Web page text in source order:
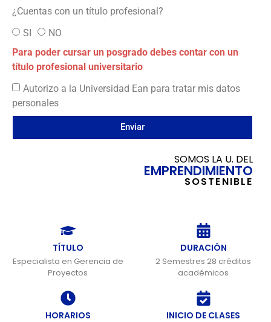
¿Cuentas con un título profesional?
SI
NO
Para poder cursar un posgrado debes contar con un
título profesional universitario
Autorizo a la Universidad Ean para tratar mis datos
personales
Enviar
SOMOS LA U. DEL
EMPRENDIMIENTO
SOSTENIBLE
TÍTULO
Especialista en Gerencia de
Proyectos
DURACIÓN
2 Semestres 28 créditos
académicos
HORARIOS INICIO DE CLASES